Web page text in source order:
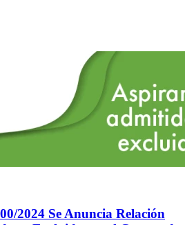
2024 Se Anuncia Relación